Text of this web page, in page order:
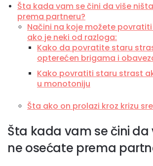
Šta kada vam se čini da više
prema partneru?
Načini na koje možete
ako je neki od razloga:
Kako da povratite staru
opterećen brigama i
Kako povratiti staru strast
u monotoniju
Šta ako on prolazi kroz krizu
Šta kada vam se čini da
ne osećate prema